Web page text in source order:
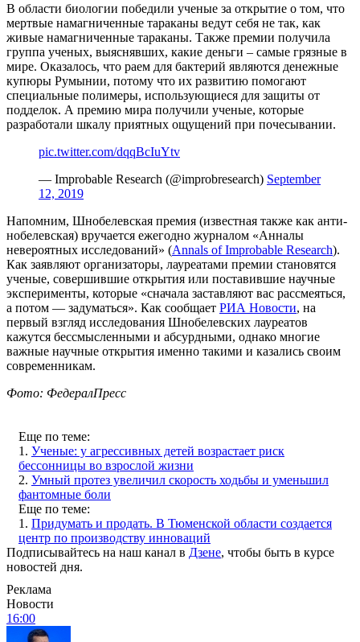
В области биологии победили ученые за открытие о том, что
мертвые намагниченные тараканы ведут себя не так, как
живые намагниченные тараканы. Также премии получила
группа ученых, выяснявших, какие деньги – самые грязные в
мире. Оказалось, что раем для бактерий являются денежные
купюры Румынии, потому что их развитию помогают
специальные полимеры, использующиеся для защиты от
подделок. А премию мира получили ученые, которые
разработали шкалу приятных ощущений при почесывании.
pic.twitter.com/dqqBcIuYtv
— Improbable Research (@improbresearch) September
12, 2019
Напомним, Шнобелевская премия (известная также как анти-
нобелевская) вручается ежегодно журналом «Анналы
невероятных исследований» (Annals of Improbable Research).
Как заявляют организаторы, лауреатами премии становятся
ученые, совершившие открытия или поставившие научные
эксперименты, которые «сначала заставляют вас рассмеяться,
а потом — задуматься». Как сообщает РИА Новости, на
первый взгляд исследования Шнобелевских лауреатов
кажутся бессмысленными и абсурдными, однако многие
важные научные открытия именно такими и казались своим
современникам.
Фото: ФедералПресс
Еще по теме:
1. Ученые: у агрессивных детей возрастает риск
бессонницы во взрослой жизни
2. Умный протез увеличил скорость ходьбы и уменьшил
фантомные боли
Еще по теме:
1. Придумать и продать. В Тюменской области создается
центр по производству инноваций
Подписывайтесь на наш канал в Дзене, чтобы быть в курсе
новостей дня.
Реклама
Новости
16:00